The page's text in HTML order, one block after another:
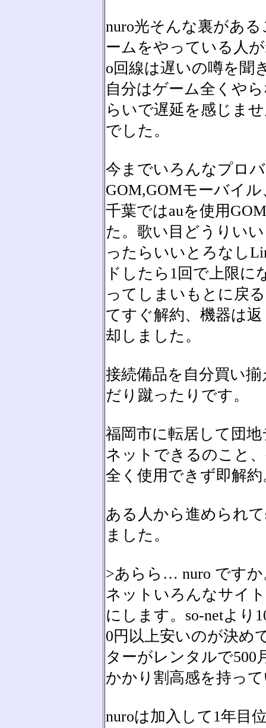
nuro光そんな裏があ
ームをやっている人
o回線は遅いの噂を聞
自分はゲーム全くや
らいで遅延を感じま
でした。
今までいろんなプロ
GOM,GOMモーバイル
千葉ではauを使用
た。歌い目どうりい
ったらいいとろなし
ドしたら1回で上限に
ってしまいもとに戻
てすぐ解約、機器は返
却しました。
接続備品を自分買い
だり蹴ったりです。
福岡市に転居して団
ネットできるのこと
全く使用できず即解約
ある人から進められ
ました。
>あらら… nuro です
ネットいろんなサイ
にします。so-netより
0円以上安いのが決め
ターがレンタルで500
かかり割高感を持っ
nuroは加入して1年目